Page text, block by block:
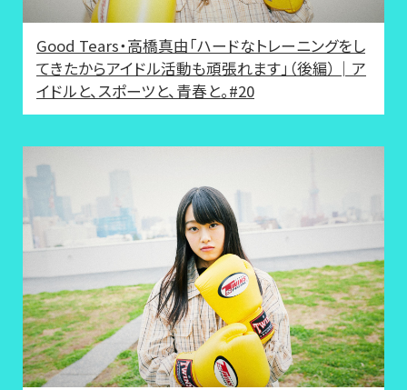
Good Tears・高橋真由「ハードなトレーニングをし
てきたからアイドル活動も頑張れます」（後編）│ア
イドルと、スポーツと、青春と。#20